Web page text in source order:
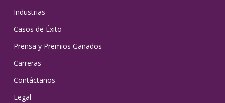
Industrias
Casos de Éxito
Prensa y Premios Ganados
Carreras
Contáctanos
Legal